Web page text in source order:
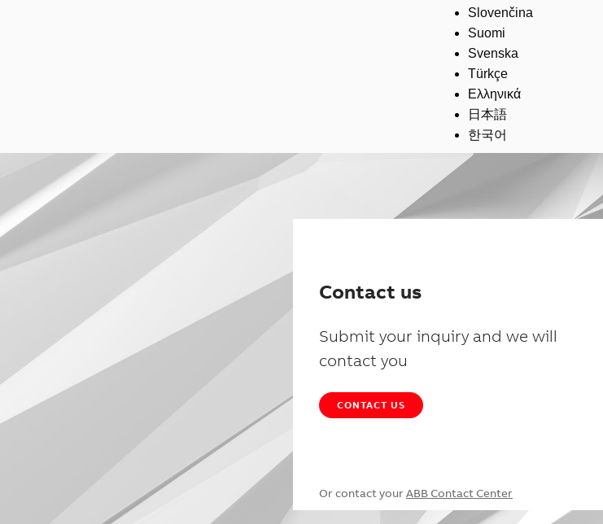
Slovenčina
Suomi
Svenska
Türkçe
Ελληνικά
日本語
한국어
Contact us
Submit your inquiry and we will
contact you
CONTACT US
Or contact your ABB Contact Center